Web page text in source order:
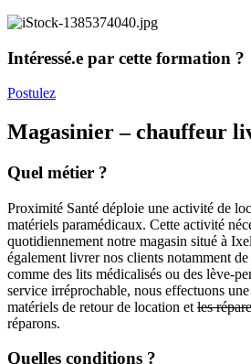
Intéressé.e par cette formation ?
Postulez
Magasinier – chauffeur
Quel métier ?
Proximité Santé déploie une activité de
matériels paramédicaux. Cette activité
quotidiennement notre magasin situé à
également livrer nos clients notamment
comme des lits médicalisés ou des lève-
service irréprochable, nous effectuons
matériels de retour de location et les
réparons.
Quelles conditions ?